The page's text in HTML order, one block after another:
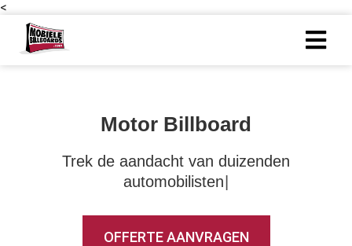
<
Motor Billboard
Trek de aandacht van duizenden
automobi isten
OFFERTE AANVRAGEN